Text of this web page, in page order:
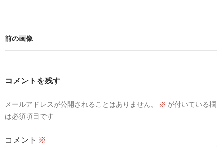
前の画像
コメントを残す
メールアドレスが公開されることはありません。 ※ が付いている欄
は必須項目です
コメント ※